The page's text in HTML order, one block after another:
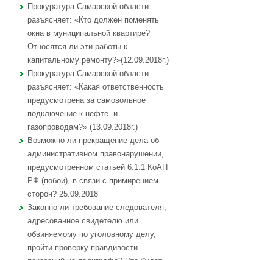
Прокуратура Самарской области
разъясняет: «Кто должен поменять
окна в муниципальной квартире?
Относятся ли эти работы к
капитальному ремонту?»(12.09.2018г.)
Прокуратура Самарской области
разъясняет: «Какая ответственность
предусмотрена за самовольное
подключение к нефте- и
газопроводам?» (13.09.2018г.)
Возможно ли прекращение дела об
административном правонарушении,
предусмотренном статьей 6.1.1 КоАП
РФ (побои), в связи с примирением
сторон? 25.09.2018
Законно ли требование следователя,
адресованное свидетелю или
обвиняемому по уголовному делу,
пройти проверку правдивости